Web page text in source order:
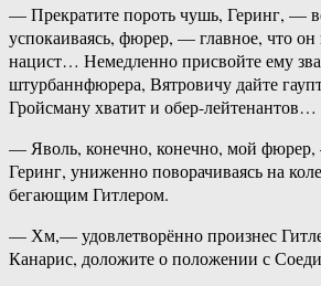
— Прекратите пороть чушь, Геринг, —
успокаиваясь, фюрер, — главное, что
нацист… Немедленно присвойте ему
штурбаннфюрера, Вятровичу дайте
Гройсману хватит и обер-лейтенантов…
— Яволь, конечно, конечно, мой фюрер,
Геринг, униженно поворачиваясь на
бегающим Гитлером.
— Хм,— удовлетворённо произнес
Канарис, доложите о положении с